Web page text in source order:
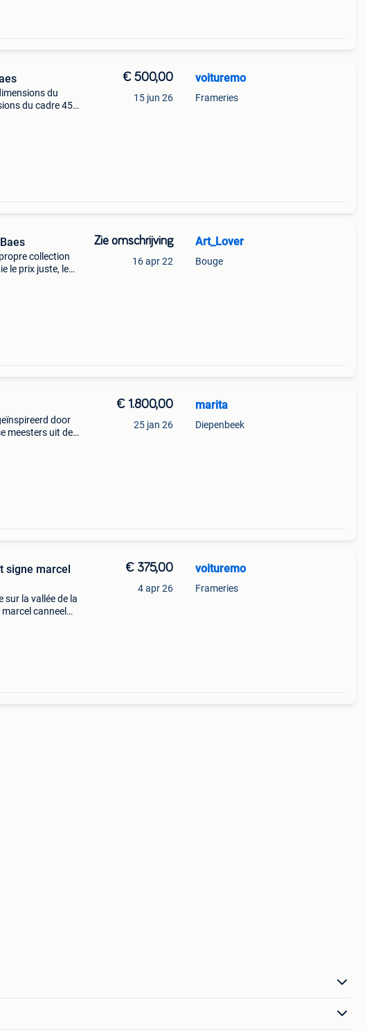
du
du cadre 45
€ 500,00
15 jun 26
voituremo
Frameries
collection
le prix juste, le
Zie omschrijving
16 apr 22
Art_Lover
Bouge
door
meesters uit de
€ 1.800,00
25 jan 26
marita
Diepenbeek
signe marcel
sur la vallée de la
canneel
€ 375,00
4 apr 26
voituremo
Frameries